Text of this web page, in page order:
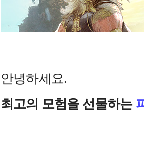
안녕하세요.
최고의 모험을 선물하는